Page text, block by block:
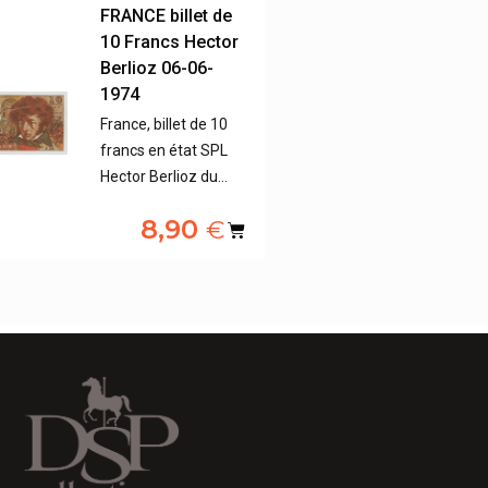
FRANCE billet de
10 Francs Hector
Berlioz 06-06-
1974
France, billet de 10
francs en état SPL
Hector Berlioz du…
8,90 €